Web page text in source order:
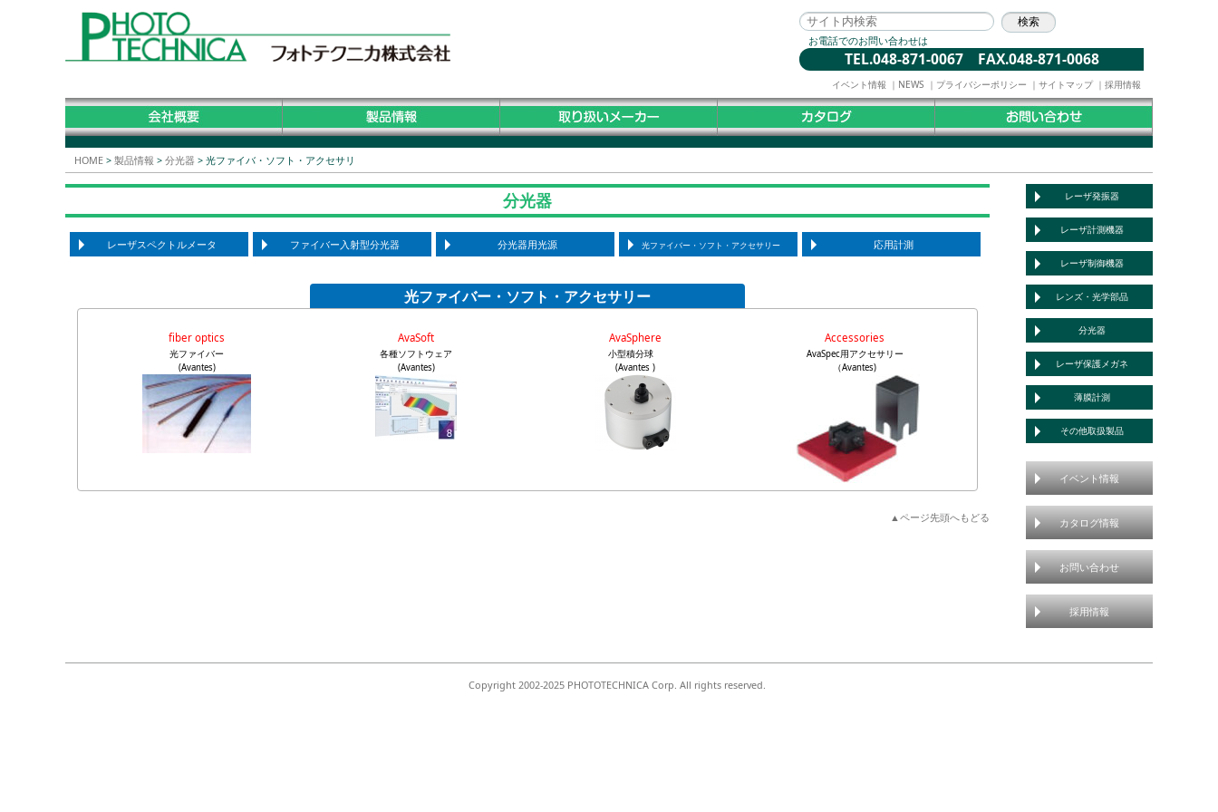
お電話でのお問い合わせは
TEL.048-871-0067 FAX.048-871-0068
イベント情報 ｜ NEWS ｜ プライバシーポリシー ｜ サイトマップ ｜ 採用情報
HOME > 製品情報 > 分光器 > 光ファイバ・ソフト・アクセサリ
分光器
レーザスペクトルメータ ファイバー入射型分光器 分光器用光源 光ファイバー・ソフト・アクセサリー 応用計測
光ファイバー・ソフト・アクセサリー
fiber optics
光ファイバー
(Avantes)
AvaSoft
各種ソフトウェア
(Avantes)
AvaSphere
小型積分球
(Avantes )
Accessories
AvaSpec用アクセサリー
（Avantes)
▲ページ先頭へもどる
レーザ発振器
レーザ計測機器
レーザ制御機器
レンズ・光学部品
分光器
レーザ保護メガネ
薄膜計測
その他取扱製品
イベント情報
カタログ情報
お問い合わせ
採用情報
Copyright 2002-2025 PHOTOTECHNICA Corp. All rights reserved.